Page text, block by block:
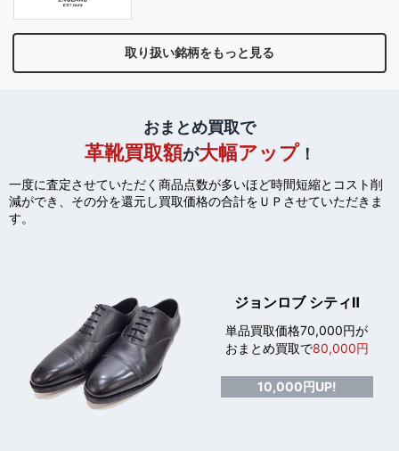
取り扱い銘柄をもっと見る
おまとめ買取で
革靴買取額が大幅アップ！
一度に査定させていただく商品点数が多いほど時間短縮とコスト削
減ができ、 その分を還元し買取価格の合計をＵＰさせていただきま
す。
ジョンロブ シティⅡ
単品買取価格70,000円が
おまとめ買取で80,000円
10,000円UP!